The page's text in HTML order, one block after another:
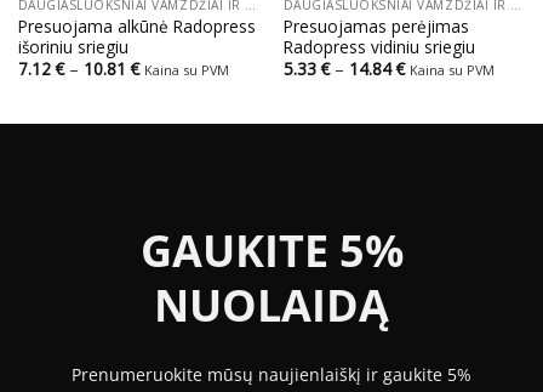
DAUGIASLUOKSNIAI VAMZDŽIAI IR PRESUOJAMOS JUNGTYS
Presuojama alkūnė Radopress
išoriniu sriegiu
7.12€ – 10.81€Price
10.81 €
Kaina su PVM
DAUGIASLUOKSNIAI VAMZDŽIAI IR PRESUOJAMOS JUNGTYS
Presuojamas perėjimas
Radopress vidiniu sriegiu
5.33€ – 14.84€Price
14.84 €
Kaina su PVM
GAUKITE 5%
NUOLAIDĄ
Prenumeruokite mūsų naujienlaiškį ir gaukite 5%